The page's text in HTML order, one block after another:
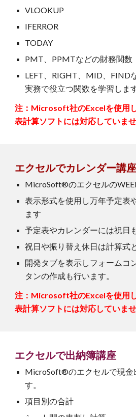
VLOOKUP
IFERROR
TODAY
PMT、PPMTなどの財務関数
LEFT、RIGHT、MID、FIND
実務で役立つ関数を学習します
注：Microsoft社のExcelを使用
表計算ソフトには対応していませ
エクセルでカレンダー講座
MicroSoft®のエクセルの
表示形式を使用し万年予定表
ます
予定表やカレンダーには祝日
祝日や振り替え休日は計算式
開発タブを表示しフォームコ
タンの作成も行います。
注：Microsoft社のExcelを使用
表計算ソフトには対応していませ
エクセルで出納簿講座
MicroSoft®のエクセルで現金
す。
項目別の合計